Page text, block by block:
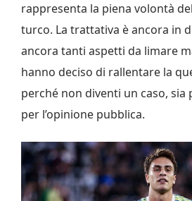
rappresenta la piena volontà
turco. La trattativa è ancora in
ancora tanti aspetti da limare
hanno deciso di rallentare la
perché non diventi un caso, sia
per l’opinione pubblica.